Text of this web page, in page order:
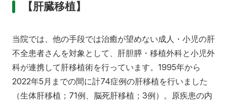
【肝臓移植】
当院では、他の手段では治癒が望めない成人・小児の肝
不全患者さんを対象として、肝胆膵・移植外科と小児外
科が連携して肝移植術を行っています。1995年から
2022年5月までの間に計74症例の肝移植を行いました
（生体肝移植；71例、脳死肝移植；3例）。原疾患の内